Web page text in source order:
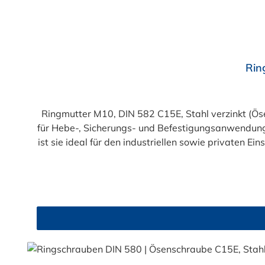
Ringmutter M10, DIN 582 C15E, Stahl verzinkt (Ösenmutter) Die Ringmutter M10 nach DIN 582 ist eine robuste und vielseitig
für Hebe-, Sicherungs- und Befestigungsanwendungen entwickelt wurde. Hergestellt aus hochwertigem C15E
ist sie ideal für den industriellen sowie privaten Einsatz geeignet. Produktmerkmale: Norm: Entspricht DIN 582 für
DIN 582 ist die perfekte